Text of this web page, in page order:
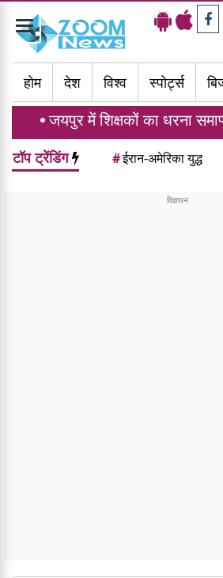
Toggle
navigation
होम
देश विश्व स्पोर्ट्स
में शिक्षकों का धरना समाप्त: मदन
टॉप ट्रेंडिंग #ईरान-अमेरिका युद्ध